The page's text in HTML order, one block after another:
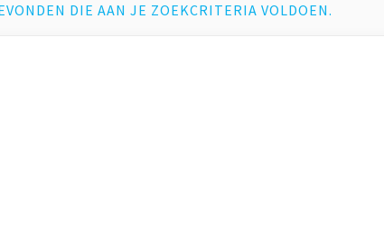
DIE AAN JE ZOEKCRITERIA VOLDOEN.